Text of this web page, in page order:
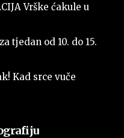
Vrške ćakule u
tjedan od 10. do 15.
Kad srce vuče